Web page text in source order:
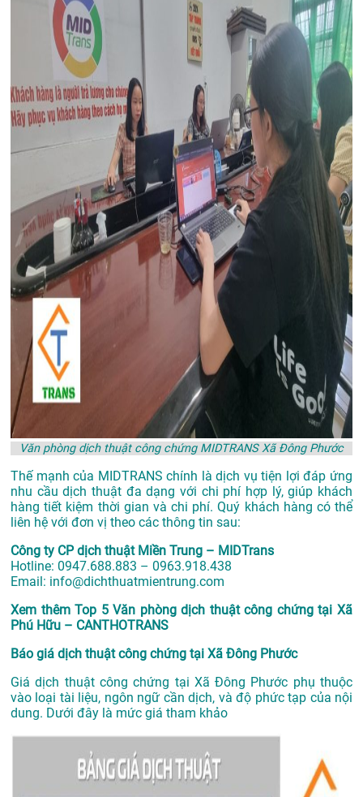
Văn phòng dịch thuật công chứng MIDTRANS Xã Đông Phước
Thế mạnh của MIDTRANS chính là dịch vụ tiện lợi đáp ứng
nhu cầu dịch thuật đa dạng với chi phí hợp lý, giúp khách
hàng tiết kiệm thời gian và chi phí. Quý khách hàng có thể
liên hệ với đơn vị theo các thông tin sau:
Công ty CP dịch thuật Miền Trung – MIDTrans
Hotline: 0947.688.883 – 0963.918.438
Email: info@dichthuatmientrung.com
Xem thêmTop 5 Văn phòng dịch thuật công chứng tại Xã
Phú Hữu – CANTHOTRANS
Báo giá dịch thuật công chứng tại Xã Đông Phước
Giá dịch thuật công chứng tại Xã Đông Phước phụ thuộc
vào loại tài liệu, ngôn ngữ cần dịch, và độ phức tạp của nội
dung. Dưới đây là mức giá tham khảo